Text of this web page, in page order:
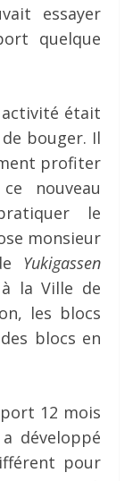
essayer
quelque
était
bouger. Il
profiter
nouveau
le
monsieur
Yukigassen
la Ville de
les blocs
blocs en
12 mois
a développé
pour